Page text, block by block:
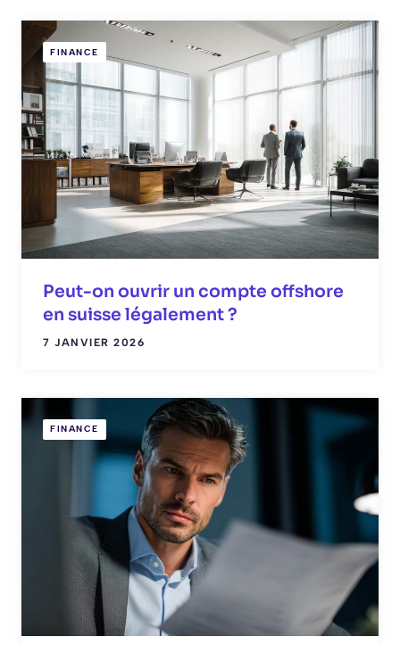
FINANCE
Peut-on ouvrir un compte offshore
en suisse légalement ?
7 JANVIER 2026
FINANCE